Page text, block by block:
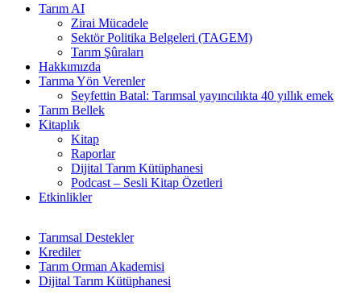
Tarım AI
Zirai Mücadele
Sektör Politika Belgeleri (TAGEM)
Tarım Şûraları
Hakkımızda
Tarıma Yön Verenler
Seyfettin Batal: Tarımsal yayıncılıkta 40 yıllık emek
Tarım Bellek
Kitaplık
Kitap
Raporlar
Dijital Tarım Kütüphanesi
Podcast – Sesli Kitap Özetleri
Etkinlikler
Tarımsal Destekler
Krediler
Tarım Orman Akademisi
Dijital Tarım Kütüphanesi